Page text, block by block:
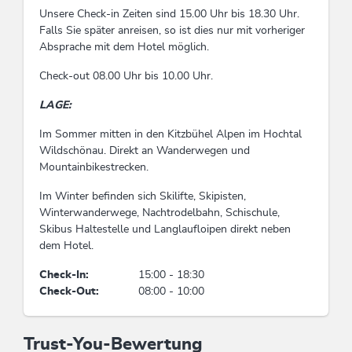
Eignung
Nichtraucher, Familien, Geschäftsreisende,
Kinder, Einzelreisende
Nebenkosten
Nutzung Waschmaschine / Wäschetrockner: 0
Unsere Check-in Zeiten sind 15.00 Uhr bis 18.30 Uhr.
Falls Sie später anreisen, so ist dies nur mit vorheriger
Absprache mit dem Hotel möglich.
Check-out 08.00 Uhr bis 10.00 Uhr.
LAGE:
Im Sommer mitten in den Kitzbühel Alpen im Hochtal
Wildschönau. Direkt an Wanderwegen und
Mountainbikestrecken.
Im Winter befinden sich Skilifte, Skipisten,
Winterwanderwege, Nachtrodelbahn, Schischule,
Skibus Haltestelle und Langlaufloipen direkt neben
dem Hotel.
Check-In:
15:00 - 18:30
Check-Out:
08:00 - 10:00
Trust-You-Bewertung